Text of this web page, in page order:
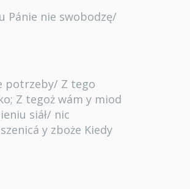
Pánie nie swobodzę/
potrzeby/ Z tego
Z tegoż wám y miod
siáł/ nic
y zboże Kiedy